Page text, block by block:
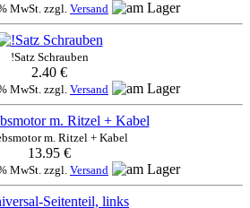
MwSt. zzgl. Versand
!Satz Schrauben
2.40 €
MwSt. zzgl. Versand
m. Ritzel + Kabel
13.95 €
MwSt. zzgl. Versand